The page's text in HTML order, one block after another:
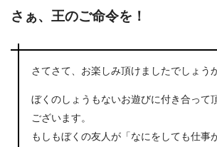
さぁ、王のご命令を！
さてさて、お楽しみ頂けましたでしょうか
ぼくのしょうもないお遊びに付き合って
ございます。
もしもぼくの友人が「なにをしても仕事